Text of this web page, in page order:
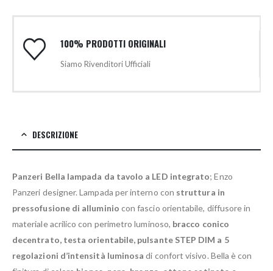
100% PRODOTTI ORIGINALI
Siamo Rivenditori Ufficiali
DESCRIZIONE
Panzeri Bella lampada da tavolo a LED integrato; Enzo
Panzeri designer. Lampada per interno con struttura in
pressofusione di alluminio con fascio orientabile, diffusore in
materiale acrilico con perimetro luminoso, bracco conico
decentrato, testa orientabile, pulsante STEP DIM a 5
regolazioni d’intensità luminosa di confort visivo. Bella è con